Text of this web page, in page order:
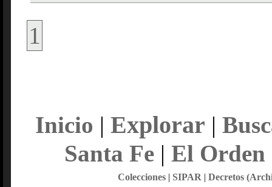
1
Inicio | Explorar |
Santa Fe| El Orden
Colecciones| SIPAR | Decretos